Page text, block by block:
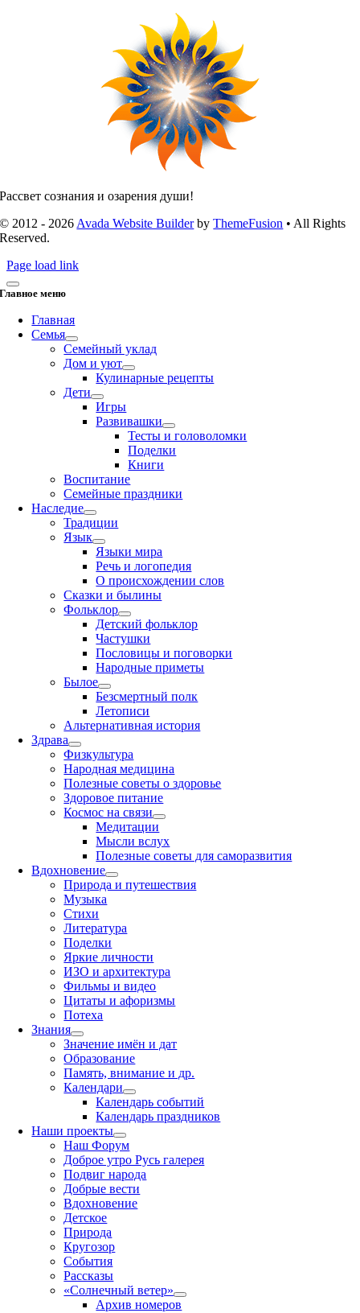
Рассвет сознания и озарения души!
© 2012 - 2026 Avada Website BuilderbyThemeFusion • All Rights
Reserved.
Page load link
Главное меню
Главная
Семья
Семейный уклад
Дом и уют
Кулинарные рецепты
Дети
Игры
Развивашки
Тесты и головоломки
Поделки
Книги
Воспитание
Семейные праздники
Наследие
Традиции
Язык
Языки мира
Речь и логопедия
О происхождении слов
Сказки и былины
Фольклор
Детский фольклор
Частушки
Пословицы и поговорки
Народные приметы
Былое
Безсмертный полк
Летописи
Альтернативная история
Здрава
Физкультура
Народная медицина
Полезные советы о здоровье
Здоровое питание
Космос на связи
Медитации
Мысли вслух
Полезные советы для саморазвития
Вдохновение
Природа и путешествия
Музыка
Стихи
Литература
Поделки
Яркие личности
ИЗО и архитектура
Фильмы и видео
Цитаты и афоризмы
Потеха
Знания
Значение имён и дат
Образование
Память, внимание и др.
Календари
Календарь событий
Календарь праздников
Наши проекты
Наш Форум
Доброе утро Русь галерея
Подвиг народа
Добрые вести
Вдохновение
Детское
Природа
Кругозор
События
Рассказы
«Солнечный ветер»
Архив номеров